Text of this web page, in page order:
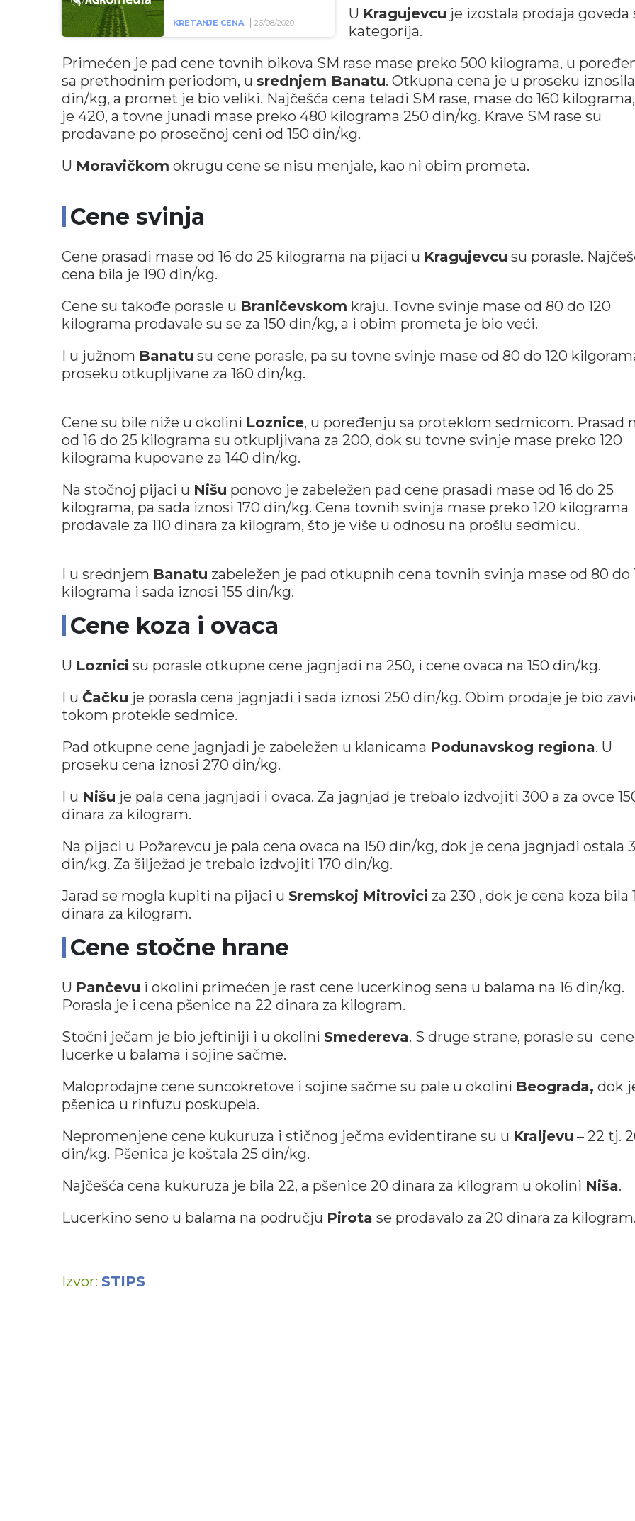
KRETANJE CENA 26/08/2020
U Kragujevcu je izostala prodaja goveda
kategorija.
Primećen je pad cene tovnih bikova SM rase mase preko 500 kilograma, u
sa prethodnim periodom, u srednjem Banatu. Otkupna cena je u proseku
din/kg, a promet je bio veliki. Najčešća cena teladi SM rase, mase do 160
je 420, a tovne junadi mase preko 480 kilograma 250 din/kg. Krave SM rase su
prodavane po prosečnoj ceni od 150 din/kg.
U Moravičkom okrugu cene se nisu menjale, kao ni obim prometa.
Cene svinja
Cene prasadi mase od 16 do 25 kilograma na pijaci u Kragujevcu su porasle.
cena bila je 190 din/kg.
Cene su takođe porasle u Braničevskom kraju. Tovne svinje mase od 80 do 120
kilograma prodavale su se za 150 din/kg, a i obim prometa je bio veći.
I u južnom Banatu su cene porasle, pa su tovne svinje mase od 80 do 120
proseku otkupljivane za 160 din/kg.
Cene su bile niže u okolini Loznice, u poređenju sa proteklom sedmicom. Prasad
od 16 do 25 kilograma su otkupljivana za 200, dok su tovne svinje mase preko 120
kilograma kupovane za 140 din/kg.
Na stočnoj pijaci u Nišu ponovo je zabeležen pad cene prasadi mase od 16 do 25
kilograma, pa sada iznosi 170 din/kg. Cena tovnih svinja mase preko 120 kilograma
prodavale za 110 dinara za kilogram, što je više u odnosu na prošlu sedmicu.
I u srednjem Banatu zabeležen je pad otkupnih cena tovnih svinja mase od 80 do
kilograma i sada iznosi 155 din/kg.
Cene koza i ovaca
U Loznici su porasle otkupne cene jagnjadi na 250, i cene ovaca na 150 din/kg.
I u Čačku je porasla cena jagnjadi i sada iznosi 250 din/kg. Obim prodaje je bio
tokom protekle sedmice.
Pad otkupne cene jagnjadi je zabeležen u klanicama Podunavskog regiona. U
proseku cena iznosi 270 din/kg.
I u Nišu je pala cena jagnjadi i ovaca. Za jagnjad je trebalo izdvojiti 300 a za ovce
dinara za kilogram.
Na pijaci u Požarevcu je pala cena ovaca na 150 din/kg, dok je cena jagnjadi ostala
din/kg. Za šilježad je trebalo izdvojiti 170 din/kg.
Jarad se mogla kupiti na pijaci u Sremskoj Mitrovici za 230 , dok je cena koza bila
dinara za kilogram.
Cene stočne hrane
U Pančevu i okolini primećen je rast cene lucerkinog sena u balama na 16 din/kg.
Porasla je i cena pšenice na 22 dinara za kilogram.
Stočni ječam je bio jeftiniji i u okolini Smedereva. S druge strane, porasle su cene
lucerke u balama i sojine sačme.
Maloprodajne cene suncokretove i sojine sačme su pale u okolini Beograda, dok
pšenica u rinfuzu poskupela.
Nepromenjene cene kukuruza i stičnog ječma evidentirane su u Kraljevu – 22 tj.
din/kg. Pšenica je koštala 25 din/kg.
Najčešća cena kukuruza je bila 22, a pšenice 20 dinara za kilogram u okolini Niša.
Lucerkino seno u balama na području Pirota se prodavalo za 20 dinara za kilogram.
Izvor: STIPS